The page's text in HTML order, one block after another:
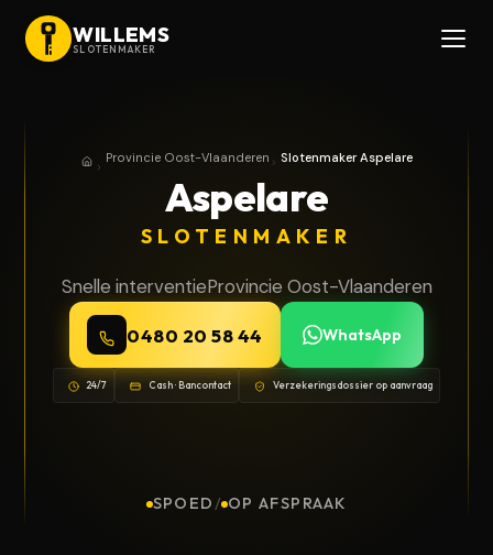
WILLEMS
SLOTENMAKER
HomeProvincie Oost-Vlaanderen
Provincie Oost-Vlaanderen Slotenmaker Aspelare
Aspelare
SLOTENMAKER
Snelle interventieProvincie Oost-Vlaanderen
0480 20 58 44 WhatsApp
24/7 Cash · Bancontact Verzekeringsdossier op aanvraag
SPOED / OP AFSPRAAK